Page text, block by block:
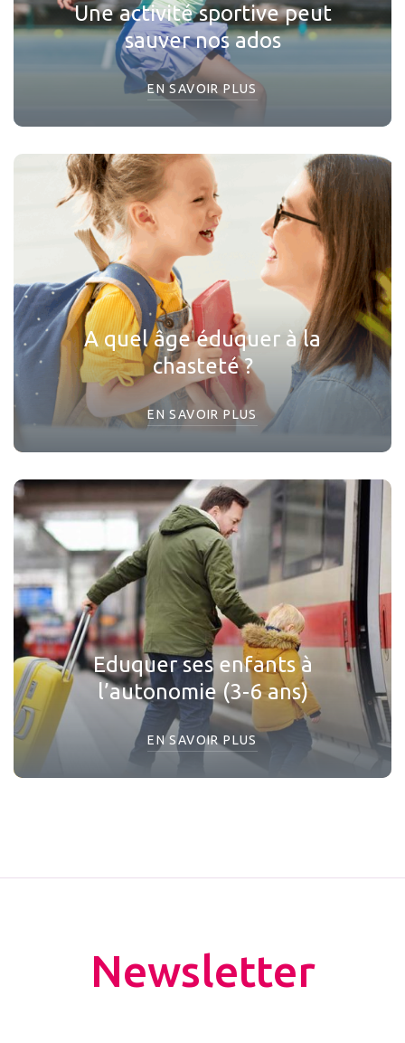
Une activité sportive peut
sauver nos ados
EN SAVOIR PLUS
A quel âge éduquer à la
chasteté ?
EN SAVOIR PLUS
Eduquer ses enfants à
l’autonomie (3-6 ans)
EN SAVOIR PLUS
Newsletter